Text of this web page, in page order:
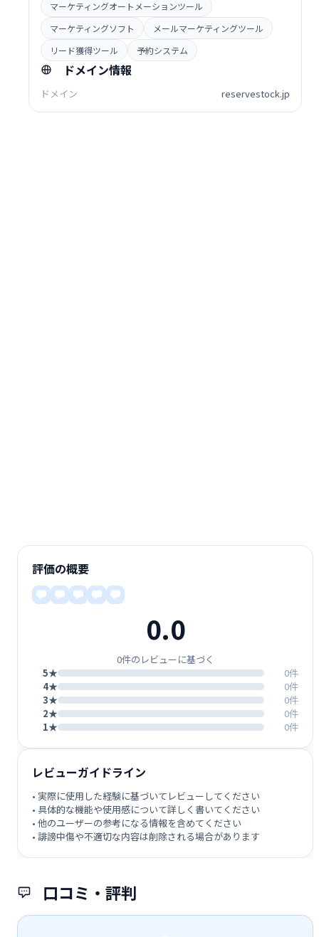
マーケティングオートメーションツール
マーケティングソフト
メールマーケティングツール
リード獲得ツール
予約システム
ドメイン情報
ドメイン reservestock.jp
口コミ・評判
評価の概要
0.0
0件のレビューに基づく
5★
0件
4★
0件
3★
0件
2★
0件
1★
0件
レビューガイドライン
• 実際に使用した経験に基づいてレビューしてください
• 具体的な機能や使用感について詳しく書いてください
• 他のユーザーの参考になる情報を含めてください
• 誹謗中傷や不適切な内容は削除される場合があります